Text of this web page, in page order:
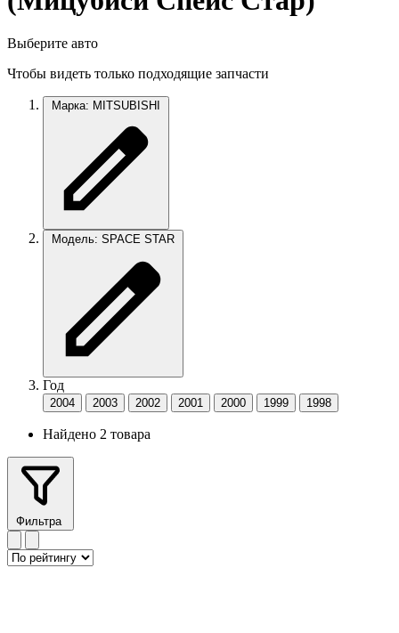
Выберите авто
Чтобы видеть только подходящие запчасти
Марка: MITSUBISHI
Модель: SPACE STAR
Год
2004 2003 2002 2001 2000 1999 1998
Найдено 2 товара
Фильтра